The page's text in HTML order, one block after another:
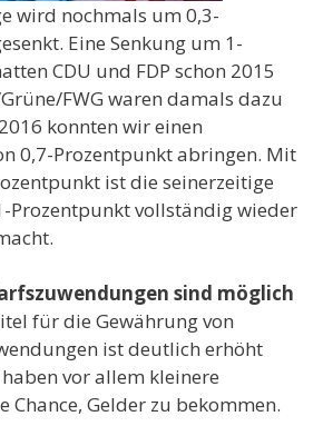
wird nochmals um 0,3-
Eine Senkung um 1-
CDU und FDP schon 2015
FWG waren damals dazu
konnten wir einen
0,7-Prozentpunkt abringen. Mit
ist die seinerzeitige
Prozentpunkt vollständig wieder
sind möglich
für die Gewährung von
ist deutlich erhöht
vor allem kleinere
Chance, Gelder zu bekommen.